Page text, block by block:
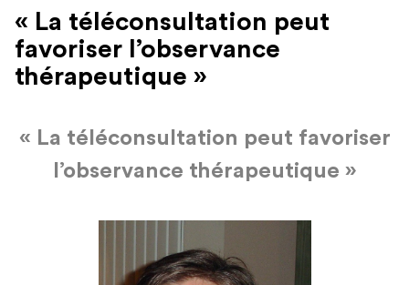
« La téléconsultation peut
favoriser l’observance
thérapeutique »
« La té éconsultation peut favoriser
’observance thérapeutique »